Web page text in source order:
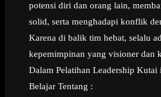
potensi diri dan orang lain,
solid, serta menghadapi konflik
Karena di balik tim hebat, selalu
kepemimpinan yang visioner dan
Dalam Pelatihan Leadership
Belajar Tentang :